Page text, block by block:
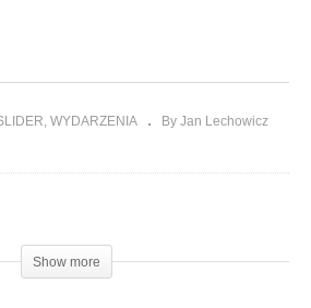
WYDARZENIA By Jan Lechowicz
Show more